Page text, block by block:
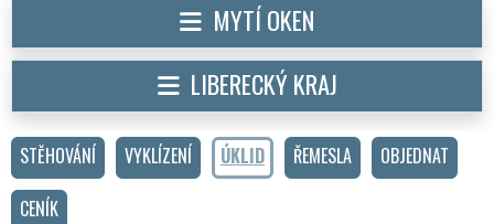
STĚHOVÁNÍ VYKLÍZENÍ ÚKLID ŘEMESLA
OBJEDNAT
CENÍK
MYTÍ OKEN
LIBERECKÝ KRAJ